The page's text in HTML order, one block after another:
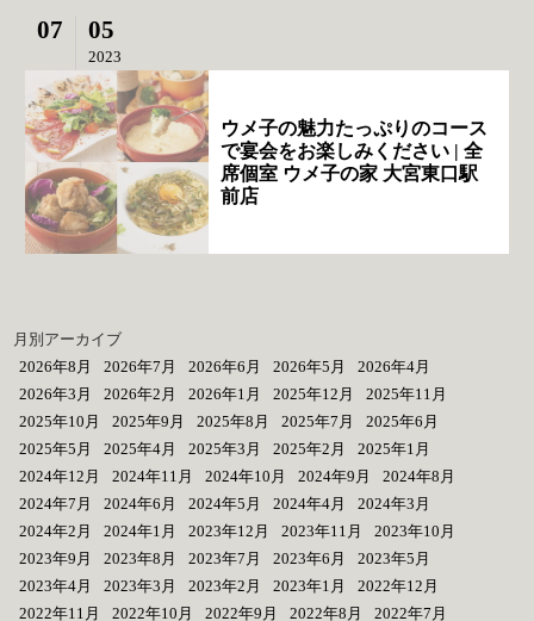
07 05
2023
ウメ子の魅力たっぷりのコース
で宴会をお楽しみください | 全
席個室 ウメ子の家 大宮東口駅
前店
月別アーカイブ
2026年8月
2026年7月 2026年6月 2026年5月
2026年4月
2026年3月
2026年2月 2026年1月 2025年12月
2025年11月
2025年10月
2025年9月 2025年8月 2025年7月
2025年6月
2025年5月
2025年4月 2025年3月 2025年2月
2025年1月
2024年12月
2024年11月 2024年10月 2024年9月
2024年8月
2024年7月
2024年6月 2024年5月 2024年4月
2024年3月
2024年2月
2024年1月 2023年12月 2023年11月
2023年10月
2023年9月
2023年8月 2023年7月 2023年6月
2023年5月
2023年4月
2023年3月 2023年2月 2023年1月
2022年12月
2022年11月
2022年10月 2022年9月 2022年8月 2022年7月